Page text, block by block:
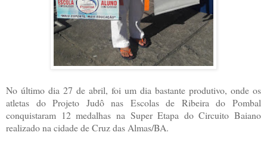
No último dia 27 de abril, foi um dia bastante produtivo, onde os
atletas do Projeto Judô nas Escolas de Ribeira do Pombal
conquistaram 12 medalhas na Super Etapa do Circuito Baiano
realizado na cidade de Cruz das Almas/BA.